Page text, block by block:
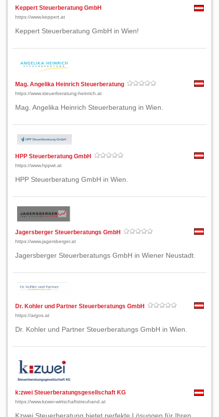
Keppert Steuerberatung GmbH
https://www.keppert.at
Keppert Steuerberatung GmbH in Wien!
Mag. Angelika Heinrich Steuerberatung
https://www.steuerberatung-heinrich.at
Mag. Angelika Heinrich Steuerberatung in Wien.
HPP Steuerberatung GmbH
https://www.hppwt.at
HPP Steuerberatung GmbH in Wien.
Jagersberger Steuerberatungs GmbH
https://www.jagersberger.at
Jagersberger Steuerberatungs GmbH in Wiener Neustadt.
Dr. Kohler und Partner Steuerberatungs GmbH
https://argos.at
Dr. Kohler und Partner Steuerberatungs GmbH in Wien.
k:zwei Steuerberatungsgesellschaft KG
https://www.kzwei-wirtschaftstreuhand.at